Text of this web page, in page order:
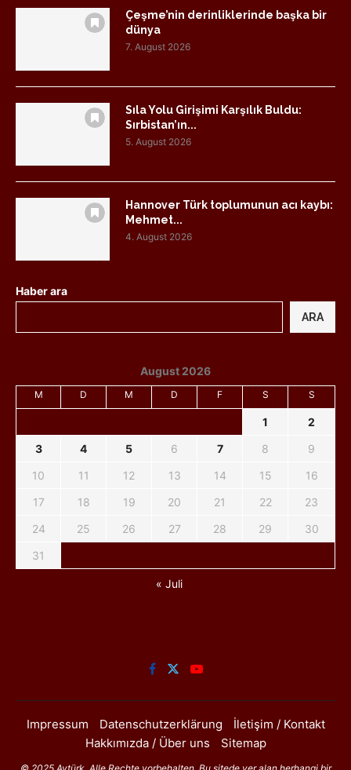
Çeşme’nin derinliklerinde başka bir
dünya
7. August 2026
Sıla Yolu Girişimi Karşılık Buldu:
Sırbistan’ın...
5. August 2026
Hannover Türk toplumunun acı kaybı:
Mehmet...
4. August 2026
Haber ara
ARA
August 2026
M D M D F S S
1
2
3
4 5 6 7 8
9
10
11 12 13 14 15
16
17
18 19 20 21 22
23
24
25 26 27 28 29
30
31
« Juli
Impressum Datenschutzerklärung
İletişim / Kontakt
Hakkımızda / Über uns
Sitemap